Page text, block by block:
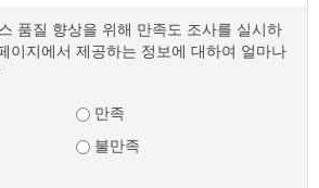
품질 향상을 위해 만족도 조사를 실시하
이지에서 제공하는 정보에 대하여 얼마나
만족
불만족